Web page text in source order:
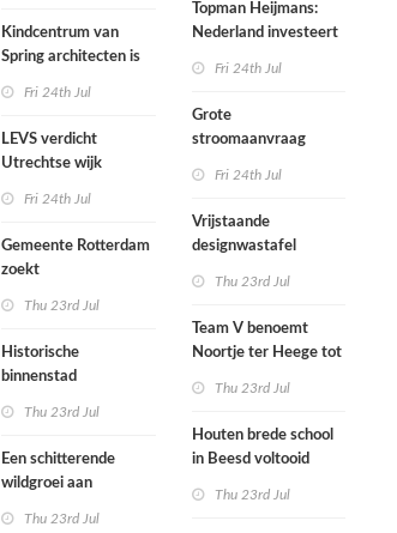
Kindcentrum van
Spring architecten is
Fri 24th Jul
LEVS verdicht
Utrechtse wijk
Fri 24th Jul
Gemeente Rotterdam
zoekt
doorrekenen met
CO2-rekenmethode
Thu 23rd Jul
Historische
binnenstad
werelderfgoed
Thu 23rd Jul
Een schitterende
wildgroei aan
Thu 23rd Jul
Topman Heijmans:
Nederland investeert
Fri 24th Jul
Grote
stroomaanvraag
afgewezen
Fri 24th Jul
Vrijstaande
designwastafel
Thu 23rd Jul
Team V benoemt
Noortje ter Heege tot
Thu 23rd Jul
Houten brede school
in Beesd voltooid
Thu 23rd Jul